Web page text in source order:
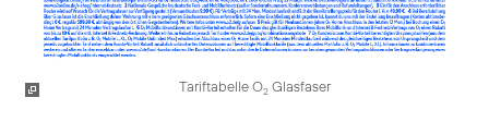
Tariftabelle O2 Glasfaser